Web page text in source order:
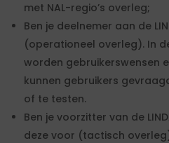
met NAL-regio’s overleg;
Ben je deelnemer aan de
(operationeel overleg). In
worden gebruikerswensen
kunnen gebruikers
of te testen.
Ben je voorzitter van de
deze voor (tactisch